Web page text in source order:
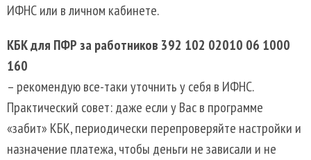
ИФНС или в личном кабинете.
КБК для ПФР за работников 392 102 02010 06 1000
160
– рекомендую все-таки уточнить у себя в ИФНС.
Практический совет: даже если у Вас в программе
«забит» КБК, периодически перепроверяйте настройки и
назначение платежа, чтобы деньги не зависали и не